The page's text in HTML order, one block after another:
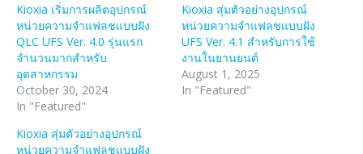
Kioxia เริ่มการผลิตอุปกรณ์
หน่วยความจําแฟลชแบบฝัง
QLC UFS Ver. 4.0 รุ่นแรก
จำนวนมากสำหรับ
อุตสาหกรรม
October 30, 2024
In "Featured"
Kioxia สุ่มตัวอย่างอุปกรณ์
หน่วยความจำแฟลชแบบฝัง
UFS Ver. 4.1 สำหรับการใช้
งานในยานยนต์
August 1, 2025
In "Featured"
Kioxia สุ่มตัวอย่างอุปกรณ์
หน่วยความจำแฟลชแบบฝัง